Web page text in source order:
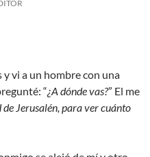
y vi a un hombre con una
“¿A dónde vas?” El me
Jerusalén, para ver cuánto